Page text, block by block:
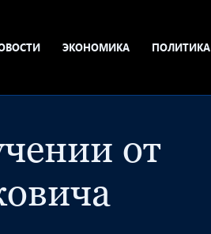
ЭКОНОМИКА ПОЛИТИКА
от